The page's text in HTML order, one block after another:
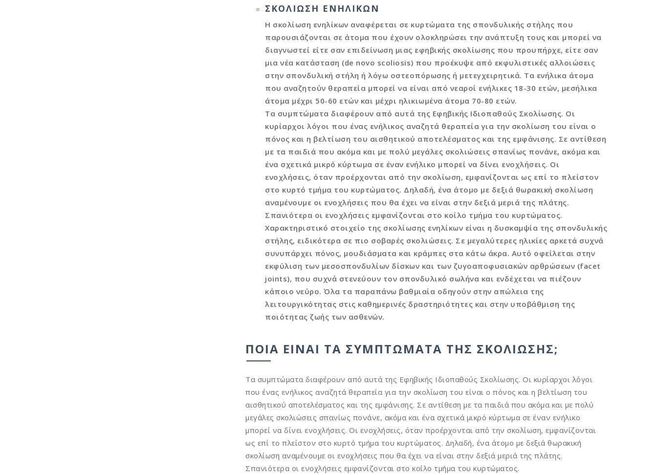
ΣΚΟΛΊΩΣΗ ΕΝΗΛΊΚΩΝ
Η σκολίωση ενηλίκων αναφέρεται σε κυρτώματα της σπονδυλικής στήλης που
παρουσιάζονται σε άτομα που έχουν ολοκληρώσει την ανάπτυξη τους και μπορεί να
διαγνωστεί είτε σαν επιδείνωση μιας εφηβικής σκολίωσης που προυπήρχε, είτε σαν
μια νέα κατάσταση (de novo scoliosis) που προέκυψε από εκφυλιστικές αλλοιώσεις
στην σπονδυλική στήλη ή λόγω οστεοπόρωσης ή μετεγχειρητικά. Τα ενήλικα άτομα
που αναζητούν θεραπεία μπορεί να είναι από νεαροί ενήλικες 18-30 ετών, μεσήλικα
άτομα μέχρι 50-60 ετών και μέχρι ηλικιωμένα άτομα 70-80 ετών.
Τα συμπτώματα διαφέρουν από αυτά της Εφηβικής Ιδιοπαθούς Σκολίωσης. Οι
κυρίαρχοι λόγοι που ένας ενήλικος αναζητά θεραπεία για την σκολίωση του είναι ο
πόνος και η βελτίωση του αισθητικού αποτελέσματος και της εμφάνισης. Σε αντίθεση
με τα παιδιά που ακόμα και με πολύ μεγάλες σκολιώσεις σπανίως πονάνε, ακόμα και
ένα σχετικά μικρό κύρτωμα σε έναν ενήλικο μπορεί να δίνει ενοχλήσεις. Οι
ενοχλήσεις, όταν προέρχονται από την σκολίωση, εμφανίζονται ως επί το πλείστον
στο κυρτό τμήμα του κυρτώματος. Δηλαδή, ένα άτομο με δεξιά θωρακική σκολίωση
αναμένουμε οι ενοχλήσεις που θα έχει να είναι στην δεξιά μεριά της πλάτης.
Σπανιότερα οι ενοχλήσεις εμφανίζονται στο κοίλο τμήμα του κυρτώματος.
Χαρακτηριστικό στοιχείο της σκολίωσης ενηλίκων είναι η δυσκαμψία της σπονδυλικής
στήλης, ειδικότερα σε πιο σοβαρές σκολιώσεις. Σε μεγαλύτερες ηλικίες αρκετά συχνά
συνυπάρχει πόνος, μουδιάσματα και κράμπες στα κάτω άκρα. Αυτό οφείλεται στην
εκφύλιση των μεσοσπονδυλίων δίσκων και των ζυγοαποφυσιακών αρθρώσεων (facet
joints), που συχνά στενεύουν τον σπονδυλικό σωλήνα και ενδέχεται να πιέζουν
κάποιο νεύρο. Όλα τα παραπάνω βαθμιαία οδηγούν στην απώλεια της
λειτουργικότητας στις καθημερινές δραστηριότητες και στην υποβάθμιση της
ποιότητας ζωής των ασθενών.
ΠΟΙΑ ΕΊΝΑΙ ΤΑ ΣΥΜΠΤΏΜΑΤΑ ΤΗΣ ΣΚΟΛΊΩΣΗΣ;
Τα συμπτώματα διαφέρουν από αυτά της Εφηβικής Ιδιοπαθούς Σκολίωσης. Οι κυρίαρχοι λόγοι
που ένας ενήλικος αναζητά θεραπεία για την σκολίωση του είναι ο πόνος και η βελτίωση του
αισθητικού αποτελέσματος και της εμφάνισης. Σε αντίθεση με τα παιδιά που ακόμα και με πολύ
μεγάλες σκολιώσεις σπανίως πονάνε, ακόμα και ένα σχετικά μικρό κύρτωμα σε έναν ενήλικο
μπορεί να δίνει ενοχλήσεις. Οι ενοχλήσεις, όταν προέρχονται από την σκολίωση, εμφανίζονται
ως επί το πλείστον στο κυρτό τμήμα του κυρτώματος. Δηλαδή, ένα άτομο με δεξιά θωρακική
σκολίωση αναμένουμε οι ενοχλήσεις που θα έχει να είναι στην δεξιά μεριά της πλάτης.
Σπανιότερα οι ενοχλήσεις εμφανίζονται στο κοίλο τμήμα του κυρτώματος.